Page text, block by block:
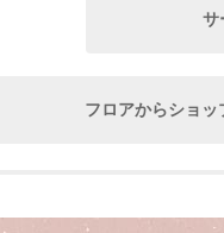
サ
フロアからショッ